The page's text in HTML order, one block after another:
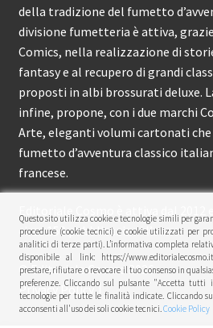
della tradizione del fumetto
divisione fumetteria è attiva,
Comics, nella realizzazione di
fantasy e al recupero di grandi
proposti in albi brossurati deluxe.
infine, propone, con i due marchi
Arte, eleganti volumi cartonati
fumetto d’avventura classico
francese.
Editoriale Cosmo è attiva dal 2012
circa 150 pubblicazioni l’anno.
© Editoriale Cosmo 2026
Privacy Policy
Questo sito utilizza cookie e tecnologie simili per
procedure (cookie tecnici) e cookie utilizzati per
analitici di terze parti). L’informativa completa
disponibile al link: https://
prestare, rifiutare o revocare il tuo consenso in
preferenze. Cliccando sul pulsante "Accetta
tecnologie per tutte le finalità indicate. Cliccando
acconsenti all'uso dei soli cookie tecnici.Cookie Policy